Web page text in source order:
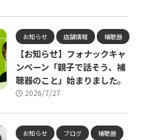
お知らせ 店舗情報 補聴器
【お知らせ】フォナックキャ
ンペーン「親子で話そう、補
聴器のこと」始まりました。
2026/7/27
お知らせ ブログ 補聴器